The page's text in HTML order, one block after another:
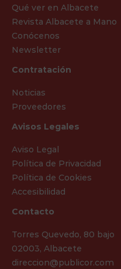
Qué ver en Albacete
Revista Albacete a Mano
Conócenos
Newsletter
Contratación
Noticias
Proveedores
Avisos Legales
Aviso Legal
Política de Privacidad
Política de Cookies
Accesibilidad
Contacto
Torres Quevedo, 80 bajo
02003, Albacete
direccion@publicor.com